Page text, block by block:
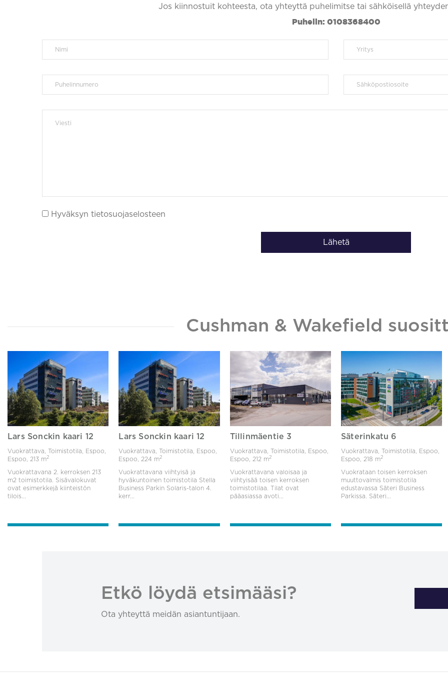
Jos kiinnostuit kohteesta, ota yhteyttä puhelimitse tai sähköisellä
Puhelin: 0108368400
Hyväksyn tietosuojaselosteen
Lähetä
Cushman & Wakefield
Lars Sonckin kaari 12
Vuokrattava, Toimistotila, Espoo,
Espoo, 213 m2
Vuokrattavana 2. kerroksen 213
m2 toimistotila. Sisävalokuvat
ovat esimerkkejä kiinteistön
tilois...
Lars Sonckin kaari 12
Vuokrattava, Toimistotila, Espoo,
Espoo, 224 m2
Vuokrattavana viihtyisä ja
hyväkuntoinen toimistotila Stella
Business Parkin Solaris-talon 4.
kerr...
Tillinmäentie 3
Vuokrattava, Toimistotila, Espoo,
Espoo,
212 m2
Vuokrattavana valoisaa ja
viihtyisää toisen kerroksen
toimistotilaa. Tilat ovat
pääasiassa avoti...
Säterinkatu 6
Vuokrattava, Toimistotila, Espoo,
Espoo, 218 m2
Vuokrataan toisen kerroksen
muuttovalmis toimistotila
edustavassa Säteri Business
Parkissa. Säteri...
Etkö löydä etsimääsi?
Ota yhteyttä meidän asiantuntijaan.